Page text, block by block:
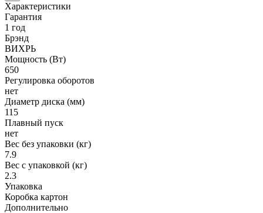
Характеристики
Гарантия
1 год
Брэнд
ВИХРЬ
Мощность (Вт)
650
Регулировка оборотов
нет
Диаметр диска (мм)
115
Плавный пуск
нет
Вес без упаковки (кг)
7.9
Вес с упаковкой (кг)
2.3
Упаковка
Коробка картон
Дополнительно